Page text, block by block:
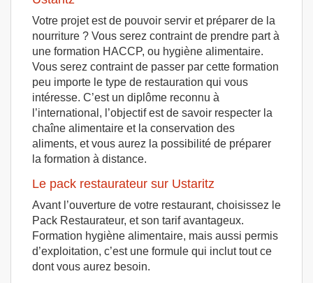
Votre projet est de pouvoir servir et préparer de la
nourriture ? Vous serez contraint de prendre part à
une formation HACCP, ou hygiène alimentaire.
Vous serez contraint de passer par cette formation
peu importe le type de restauration qui vous
intéresse. C’est un diplôme reconnu à
l’international, l’objectif est de savoir respecter la
chaîne alimentaire et la conservation des
aliments, et vous aurez la possibilité de préparer
la formation à distance.
Le pack restaurateur sur Ustaritz
Avant l’ouverture de votre restaurant, choisissez le
Pack Restaurateur, et son tarif avantageux.
Formation hygiène alimentaire, mais aussi permis
d’exploitation, c’est une formule qui inclut tout ce
dont vous aurez besoin.